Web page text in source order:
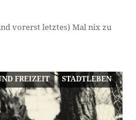
vorerst letztes) Mal nix zu
FREIZEIT STADTLEBEN